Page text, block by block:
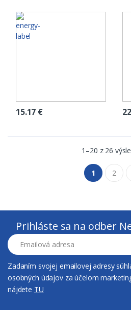
15.17 €
1–20 z 26
1 2
Prihláste sa na odber
Emailová adresa
Zadaním svojej emailovej adresy
osobných údajov za účelom
nájdete TU